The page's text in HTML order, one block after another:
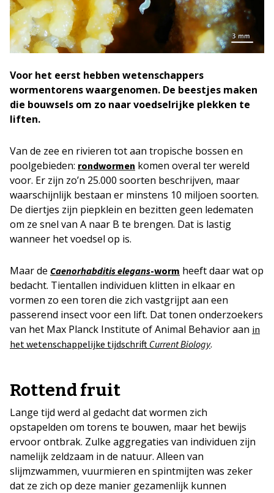
Voor het eerst hebben wetenschappers
wormentorens waargenomen. De beestjes maken
die bouwsels om zo naar voedselrijke plekken te
liften.
Van de zee en rivieren tot aan tropische bossen en
poolgebieden: rondwormen komen overal ter wereld
voor. Er zijn zo’n 25.000 soorten beschrijven, maar
waarschijnlijk bestaan er minstens 10 miljoen soorten.
De diertjes zijn piepklein en bezitten geen ledematen
om ze snel van A naar B te brengen. Dat is lastig
wanneer het voedsel op is.
Maar de Caenorhabditis elegans-worm heeft daar wat op
bedacht. Tientallen individuen klitten in elkaar en
vormen zo een toren die zich vastgrijpt aan een
passerend insect voor een lift. Dat tonen onderzoekers
van het Max Planck Institute of Animal Behavior aan in
het wetenschappelijke tijdschrift Current Biology.
Rottend fruit
Lange tijd werd al gedacht dat wormen zich
opstapelden om torens te bouwen, maar het bewijs
ervoor ontbrak. Zulke aggregaties van individuen zijn
namelijk zeldzaam in de natuur. Alleen van
slijmzwammen, vuurmieren en spintmijten was zeker
dat ze zich op deze manier gezamenlijk kunnen